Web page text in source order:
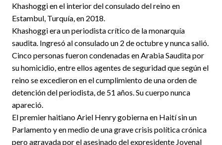
Khashoggi en el interior del consulado del reino en
Estambul, Turquía, en 2018.
Khashoggi era un periodista crítico de la monarquía
saudita. Ingresó al consulado un 2 de octubre y nunca salió.
Cinco personas fueron condenadas en Arabia Saudita por
su homicidio, entre ellos agentes de seguridad que según el
reino se excedieron en el cumplimiento de una orden de
detención del periodista, de 51 años. Su cuerpo nunca
apareció.
El premier haitiano Ariel Henry gobierna en Haití sin un
Parlamento y en medio de una grave crisis política crónica
pero agravada por el asesinado del expresidente Jovenal